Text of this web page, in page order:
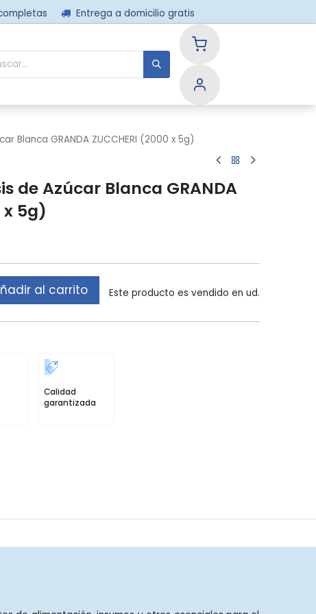
Entrega a domicilio gratis
Blanca GRANDA ZUCCHERI (2000 x 5g)
de Azúcar Blanca GRANDA
x 5g)
al carrito Este producto es vendido en ud.
Calidad
garantizada